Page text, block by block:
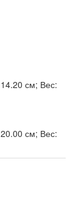
см; Вес:
см; Вес: